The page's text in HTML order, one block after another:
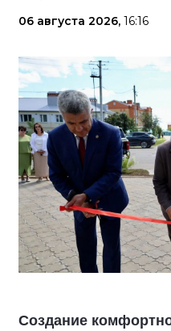
06 августа 2026, 16:16
Создание